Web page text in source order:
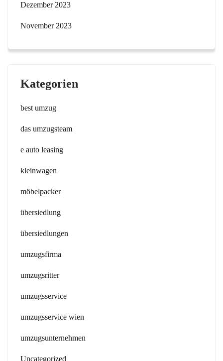
Dezember 2023
November 2023
Kategorien
best umzug
das umzugsteam
e auto leasing
kleinwagen
möbelpacker
übersiedlung
übersiedlungen
umzugsfirma
umzugsritter
umzugsservice
umzugsservice wien
umzugsunternehmen
Uncategorized